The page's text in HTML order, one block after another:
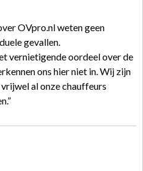
OVpro.nl weten geen
gevallen.
vernietigende oordeel over de
ons hier niet in. Wij zijn
al onze chauffeurs